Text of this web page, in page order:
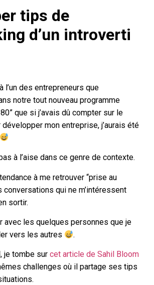
tips de
d’un introverti
l’un des entrepreneurs que
notre tout nouveau programme
que si j’avais dû compter sur le
mon entreprise, j’aurais été
à l’aise dans ce genre de contexte.
à me retrouver “prise au
conversations qui ne m’intéressent
sortir.
avec les quelques personnes que je
vers les autres
.
je tombe sur cet article de Sahil Bloom
challenges où il partage ses tips